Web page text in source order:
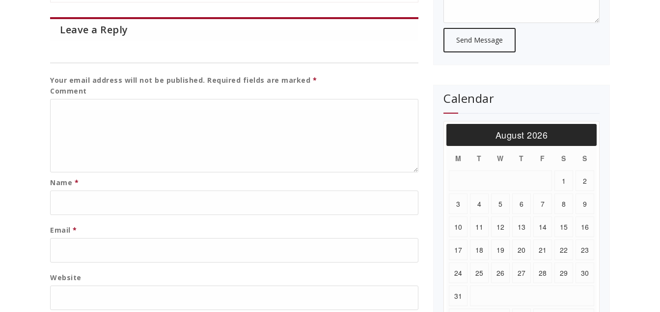
Leave a Reply
Your email address will not be published. Required fields are marked *
Comment
Name *
Email *
Website
Calendar
August 2026
M T W T F S S
1 2
3 4 5 6 7 8 9
10 11 12 13 14 15 16
17 18 19 20 21 22 23
24 25 26 27 28 29 30
31